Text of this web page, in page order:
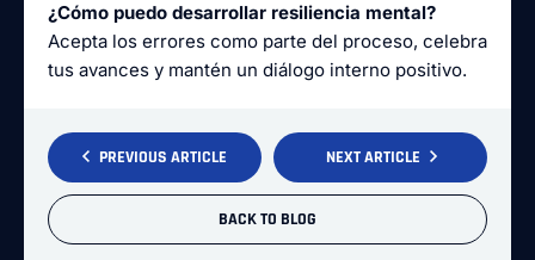
¿Cómo puedo desarrollar resiliencia mental?
Acepta los errores como parte del proceso, celebra
tus avances y mantén un diálogo interno positivo.
PREVIOUS ARTICLE
BACK TO BLOG
NEXT ARTICLE